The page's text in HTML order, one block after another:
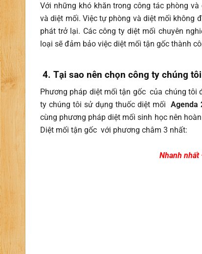
Với những khó khăn trong công tác phòng
và diệt mối. Việc tự phòng và diệt mối không
phát trở lại. Các công ty diệt mối chuyên
loại sẽ đảm bảo việc diệt mối tận gốc thành
4. Tại sao nên chọn công ty chúng
Phương pháp diệt mối tận gốc của chúng tôi
ty chúng tôi sử dụng thuốc diệt mốiAgenda
cùng phương pháp diệt mối sinh học nên
Diệt mối tận gốc với phương châm 3 nhất:
Nhanh nhất